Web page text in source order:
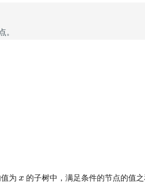
为
的子树中，满足条件的节点的值